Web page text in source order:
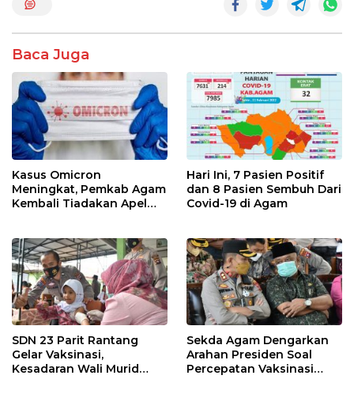
o
k
p
Baca Juga
Kasus Omicron
Meningkat, Pemkab Agam
Kembali Tiadakan Apel
Hari Ini, 7 Pasien Positif
dan 8 Pasien Sembuh Dari
Covid-19 di Agam
SDN 23 Parit Rantang
Gelar Vaksinasi,
Kesadaran Wali Murid
Sekda Agam Dengarkan
Arahan Presiden Soal
Percepatan Vaksinasi